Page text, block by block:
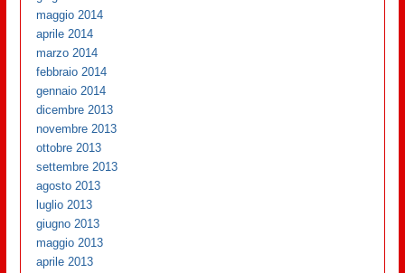
maggio 2014
aprile 2014
marzo 2014
febbraio 2014
gennaio 2014
dicembre 2013
novembre 2013
ottobre 2013
settembre 2013
agosto 2013
luglio 2013
giugno 2013
maggio 2013
aprile 2013